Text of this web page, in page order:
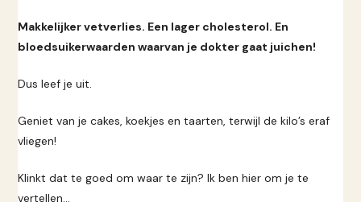
Makkelijker vetverlies. Een lager cholesterol. En
bloedsuikerwaarden waarvan je dokter gaat juichen!
Dus leef je uit.
Geniet van je cakes, koekjes en taarten, terwijl de kilo’s eraf
vliegen!
Klinkt dat te goed om waar te zijn? Ik ben hier om je te
vertellen…